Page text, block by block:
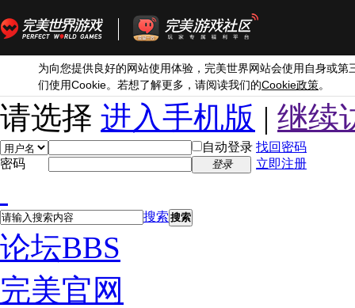
为向您提供良好的网站使用体验，完美世界网站会使用自身或第
们使用Cookie。若想了解更多，请阅读我们的Cookie政策。
请选择 进入手机版 | 继续
自动登录 找回密码
密码
登录 立即注册
搜索 搜索
论坛BBS
完美官网